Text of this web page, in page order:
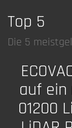
Top 5
Die 5
auf ein
01200